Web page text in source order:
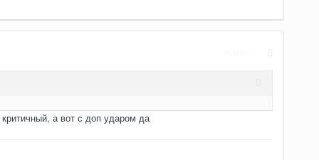
а вот с доп ударом да